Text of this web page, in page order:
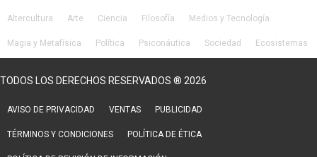
Altercultura Arte Ciencia Filosofía Medios y Tecnología
Magia y Metafísica Política Psiconáutica Sociedad Ecosistemas
TODOS LOS DERECHOS RESERVADOS ® 2026
AVISO DE PRIVACIDAD VENTAS PUBLICIDAD
TÉRMINOS Y CONDICIONES POLÍTICA DE ÉTICA